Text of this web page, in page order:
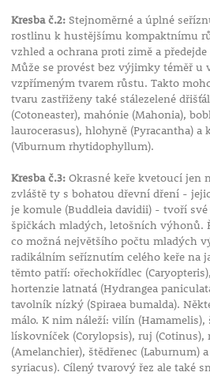
Kresba č.2:Stejnoměrné a úplné
rostlinu k hustějšímu kompaktnímu
vzhled a ochrana proti zimě a
Může se provést bez výjimky téměř u
vzpřímeným tvarem růstu. Takto
tvaru zastřiženy také stálezelené
(Cotoneaster), mahónie (Mahonia),
laurocerasus), hlohyně (Pyracantha) a
(Viburnum rhytidophyllum).
Kresba č.3:Okrasné keře kvetoucí jen
zvláště ty s bohatou dřevní dření -
je komule (Buddleia davidii) - tvoří
špičkách mladých, letošních výhonů.
co možná největšího počtu mladých
radikálním seříznutím celého keře na
těmto patří: ořechokřídlec
hortenzie latnatá (Hydrangea
tavolník nízký (Spiraea bumalda).
málo. K nim náleží: vilín (Hamamelis),
lískovníček (Corylopsis), ruj
(Amelanchier), štědřenec (Laburnum)
syriacus). Cílený tvarový řez ale také